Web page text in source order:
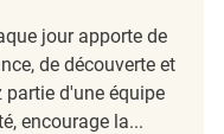
jour apporte de
de découverte et
partie d'une équipe
encourage la...